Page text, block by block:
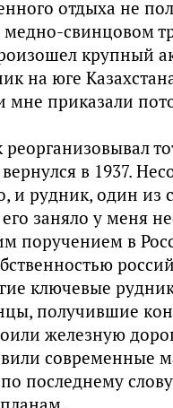
отдыха не
свинцовом
крупный
на юге
мне приказали
реорганизовывал
в 1937.
и рудник, один
заняло у меня
поручением в
ключевые
получившие
железную
современные
последнему